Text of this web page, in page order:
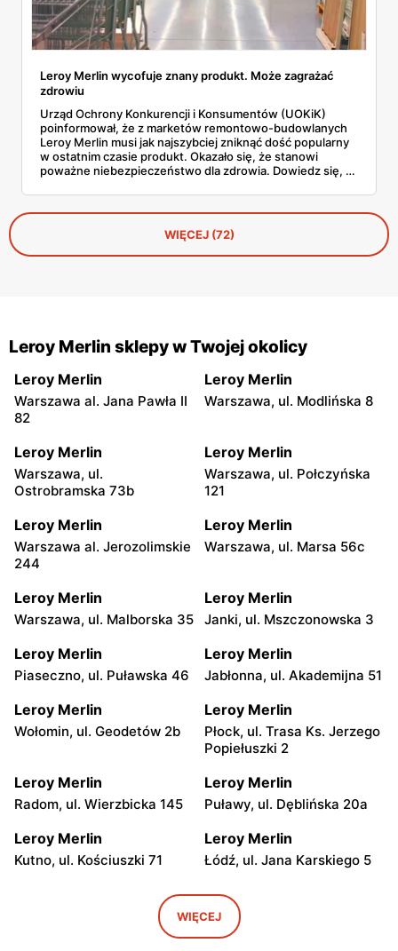
Leroy Merlin wycofuje znany produkt. Może zagrażać
zdrowiu
Urząd Ochrony Konkurencji i Konsumentów (UOKiK)
poinformował, że z marketów remontowo-budowlanych
Leroy Merlin musi jak najszybciej zniknąć dość popularny
w ostatnim czasie produkt. Okazało się, że stanowi
poważne niebezpieczeństwo dla zdrowia. Dowiedz się, o
WIĘCEJ (72)
Leroy Merlin sklepy w Twojej okolicy
Leroy Merlin
Warszawa al. Jana Pawła II
82
Leroy Merlin
Warszawa, ul. Modlińska 8
Leroy Merlin
Warszawa, ul.
Ostrobramska 73b
Leroy Merlin
Warszawa, ul. Połczyńska
121
Leroy Merlin
Warszawa al. Jerozolimskie
244
Leroy Merlin
Warszawa, ul. Marsa 56c
Leroy Merlin
Warszawa, ul. Malborska 35
Leroy Merlin
Janki, ul. Mszczonowska 3
Leroy Merlin
Piaseczno, ul. Puławska 46
Leroy Merlin
Jabłonna, ul. Akademijna 51
Leroy Merlin
Wołomin, ul. Geodetów 2b
Leroy Merlin
Płock, ul. Trasa Ks. Jerzego
Popiełuszki 2
Leroy Merlin
Radom, ul. Wierzbicka 145
Leroy Merlin
Puławy, ul. Dęblińska 20a
Leroy Merlin
Kutno, ul. Kościuszki 71
Leroy Merlin
Łódź, ul. Jana Karskiego 5
Łódź, ul. Pojezierska 93
Leroy Merlin
Łódź, ul. Pabianicka 245
WIĘCEJ